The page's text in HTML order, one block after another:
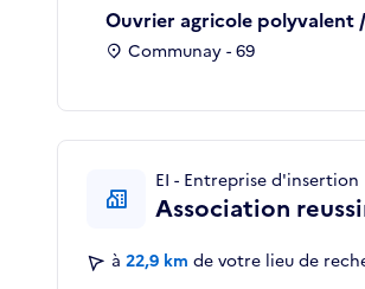
Ouvrier agricole polyvalent
Communay - 69
EI - Entreprise d'insertion
Association
à 22,9 km de votre lieu de